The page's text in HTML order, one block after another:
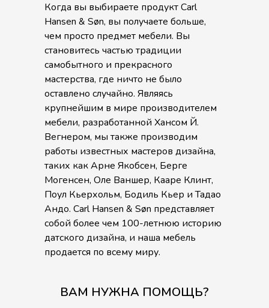
Когда вы выбираете продукт Carl
Hansen & Søn, вы получаете больше,
чем просто предмет мебели. Вы
становитесь частью традиции
самобытного и прекрасного
мастерства, где ничто не было
оставлено случайно. Являясь
крупнейшим в мире производителем
мебели, разработанной Хансом Й.
Вегнером, мы также производим
работы известных мастеров дизайна,
таких как Арне Якобсен, Берге
Могенсен, Оле Ваншер, Кааре Клинт,
Поул Кьерхольм, Бодиль Кьер и Тадао
Андо. Carl Hansen & Søn представляет
собой более чем 100-летнюю историю
датского дизайна, и наша мебель
продается по всему миру.
ВАМ НУЖНА ПОМОЩЬ?